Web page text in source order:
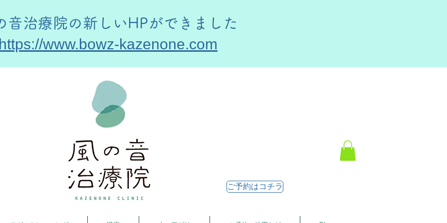
音治療院の新しいHPができました
www.bowz-kazenone.com
ご予約はコチラ